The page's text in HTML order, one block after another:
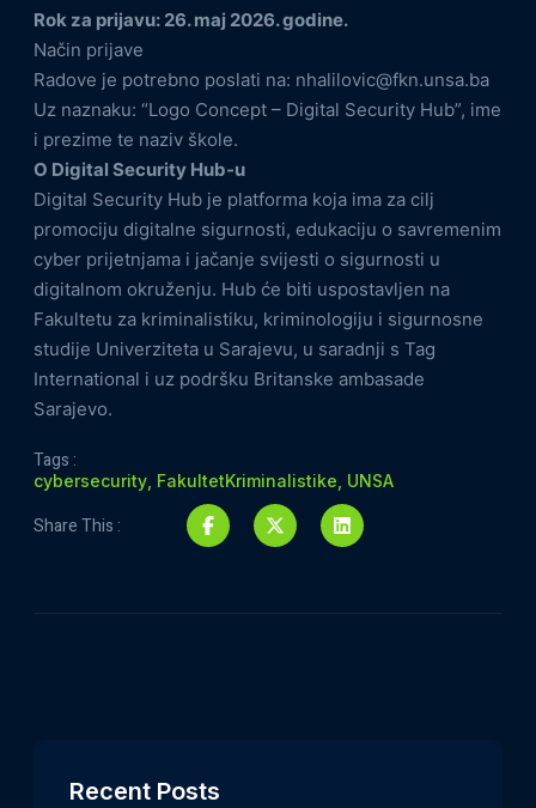
Rok za prijavu: 26. maj 2026. godine.
Način prijave
Radove je potrebno poslati na: nhalilovic@fkn.unsa.ba
Uz naznaku: “Logo Concept – Digital Security Hub”, ime
i prezime te naziv škole.
O Digital Security Hub-u
Digital Security Hub je platforma koja ima za cilj
promociju digitalne sigurnosti, edukaciju o savremenim
cyber prijetnjama i jačanje svijesti o sigurnosti u
digitalnom okruženju. Hub će biti uspostavljen na
Fakultetu za kriminalistiku, kriminologiju i sigurnosne
studije Univerziteta u Sarajevu, u saradnji s Tag
International i uz podršku Britanske ambasade
Sarajevo.
Tags :
cybersecurity FakultetKriminalistike UNSA
Share This :
Recent Posts